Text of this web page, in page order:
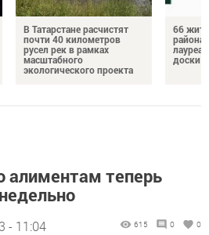
В Татарстане расчистят
почти 40 километров
русел рек в рамках
масштабного
экологического проекта
66
района
доски
алиментам теперь
- 11:04 615 0 0